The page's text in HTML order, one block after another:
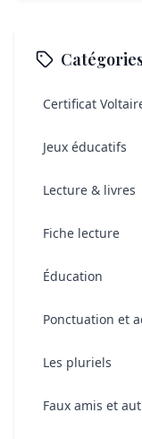
L’essentiel à
Certificat
Jeux éducatifs
Lecture & livres
Fiche lecture
Éducation
Ponctuation et
Les pluriels
Faux amis et